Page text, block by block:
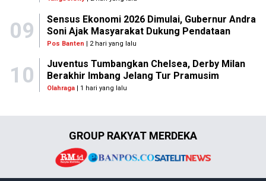
09
Sensus Ekonomi 2026 Dimulai, Gubernur Andra
Soni Ajak Masyarakat Dukung Pendataan
Pos Banten | 2 hari yang lalu
10
Juventus Tumbangkan Chelsea, Derby Milan
Berakhir Imbang Jelang Tur Pramusim
Olahraga| 1 hari yang lalu
GROUP RAKYAT MERDEKA